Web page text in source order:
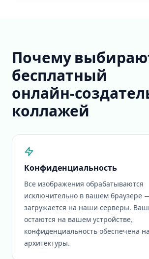
Почему
бесплатный
коллажей
Конфиденциальность
Все изображения обрабатываются
исключительно в вашем браузере
загружается на наши серверы.
остаются на вашем устройстве,
конфиденциальность обеспечена
архитектуры.